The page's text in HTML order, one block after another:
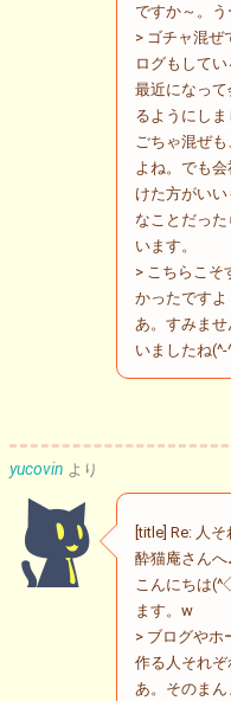
ですか～。う
> ゴチャ混ぜ
ログもして
最近になっ
るようにしま
ごちゃ混ぜ
よね。でも
けた方がい
なことだっ
います。
> こちらこそ
かったですよ
あ。すみま
いましたね(^-
yucovin より
[title] Re: 人
酔猫庵さんへ
こんにちは
ます。w
> ブログやホ
作る人それぞ
あ。そのま